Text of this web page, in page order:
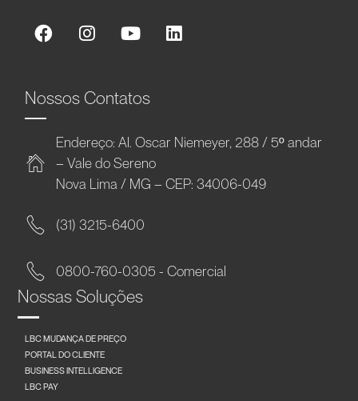
Nossos Contatos
Endereço: Al. Oscar Niemeyer, 288 / 5º andar
– Vale do Sereno
Nova Lima / MG – CEP: 34006-049
(31) 3215-6400
0800-760-0305 - Comercial
Nossas Soluções
LBC MUDANÇA DE PREÇO
PORTAL DO CLIENTE
BUSINESS INTELLIGENCE
LBC PAY